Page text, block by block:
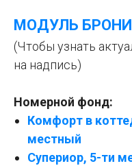
МОДУЛЬ
(Чтобы узнать
на надпись)
Номерной фонд:
Комфорт в
местный
Супериор, 5-ти